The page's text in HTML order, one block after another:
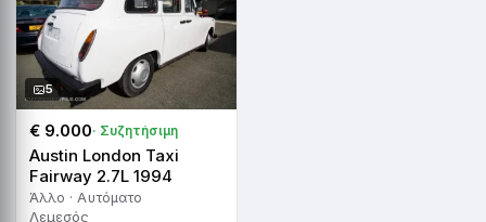
5
€ 9.000· Συζητήσιμη
Austin London Taxi
Fairway 2.7L 1994
Άλλο · Αυτόματο
Λεμεσός